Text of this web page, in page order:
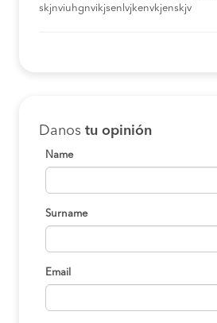
skjnviuhgnvikjsenlvjkenvkjenskjv
Danos tu opinión
Name
Surname
Email